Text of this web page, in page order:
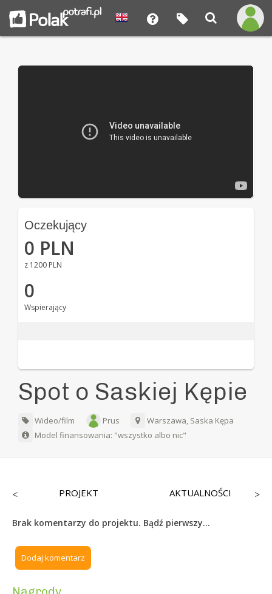
Oczekujący
0 PLN
z 1200 PLN
0
Wspierający
Spot o Saskiej Kępie
Wideo/film Prus
Warszawa, Saska Kępa
Model finansowania: "wszystko albo nic"
< PROJEKT AKTUALNOŚCI >
Brak komentarzy do projektu. Bądź pierwszy...
Dodaj komentarz